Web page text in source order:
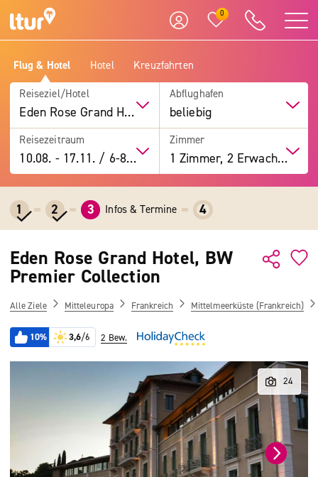
0
Flug & Hotel Hotel Kreuzfahrten
Reiseziel/Hotel
Eden Rose Grand Hotel, BW Premier Collection
Abflughafen
beliebig
Reisezeitraum
10.08. -17.11. / 6-8 Tage
Zimmer
1 Zimmer, 2 Erwachsene
1 2 3 Infos & Termine 4
Eden Rose Grand Hotel, BW
Premier Collection
Alle Ziele Mitteleuropa Frankreich Mittelmeerküste (Frankreich)
10% 3,6/6 2 Bew.